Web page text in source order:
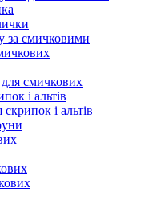
за смичковими
для смичкових
і альтів
і альтів